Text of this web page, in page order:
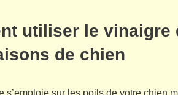
utiliser le
de chien
s’emploie sur les poils de votre chien